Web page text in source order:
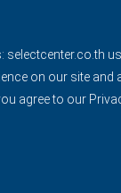
selectcenter.co.th
on our site and
agree to our